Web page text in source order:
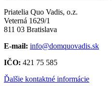
Priatelia Quo Vadis, o.z.
Veterná 1629/1
811 03 Bratislava
E-mail: info@domquovadis.sk
IČO: 421 75 585
Ďalšie kontaktné informácie